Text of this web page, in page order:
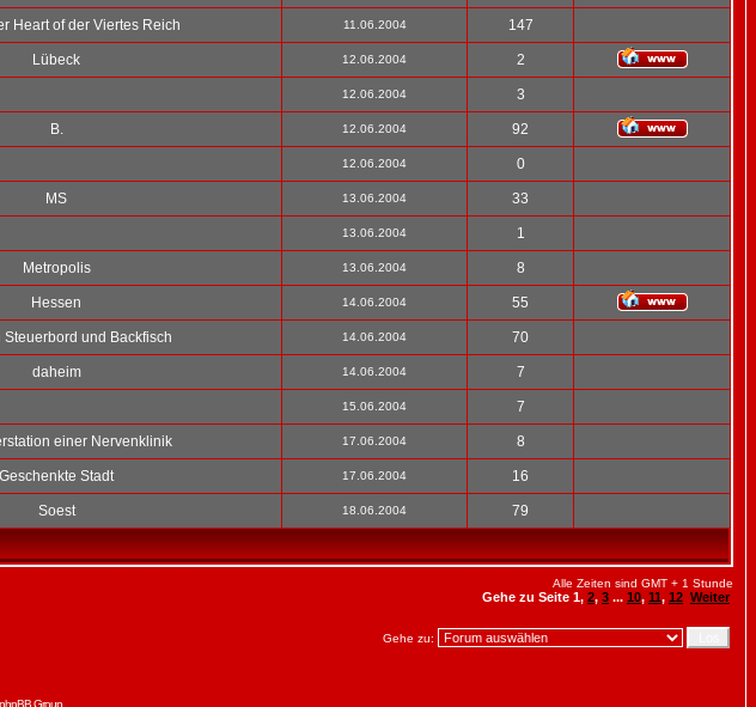
Heart of der Viertes Reich 11.06.2004 147
Lübeck 12.06.2004 2
12.06.2004 3
B. 12.06.2004 92
12.06.2004 0
MS 13.06.2004 33
13.06.2004 1
Metropolis 13.06.2004 8
Hessen 14.06.2004 55
Steuerbord und Backfisch 14.06.2004 70
daheim 14.06.2004 7
15.06.2004 7
einer Nervenklinik 17.06.2004 8
Geschenkte Stadt 17.06.2004 16
Soest 18.06.2004 79
Alle Zeiten sind GMT + 1 Stunde
Gehe zu Seite 1, 2, 3 ... 10, 11, 12 Weiter
Gehe zu:
Group